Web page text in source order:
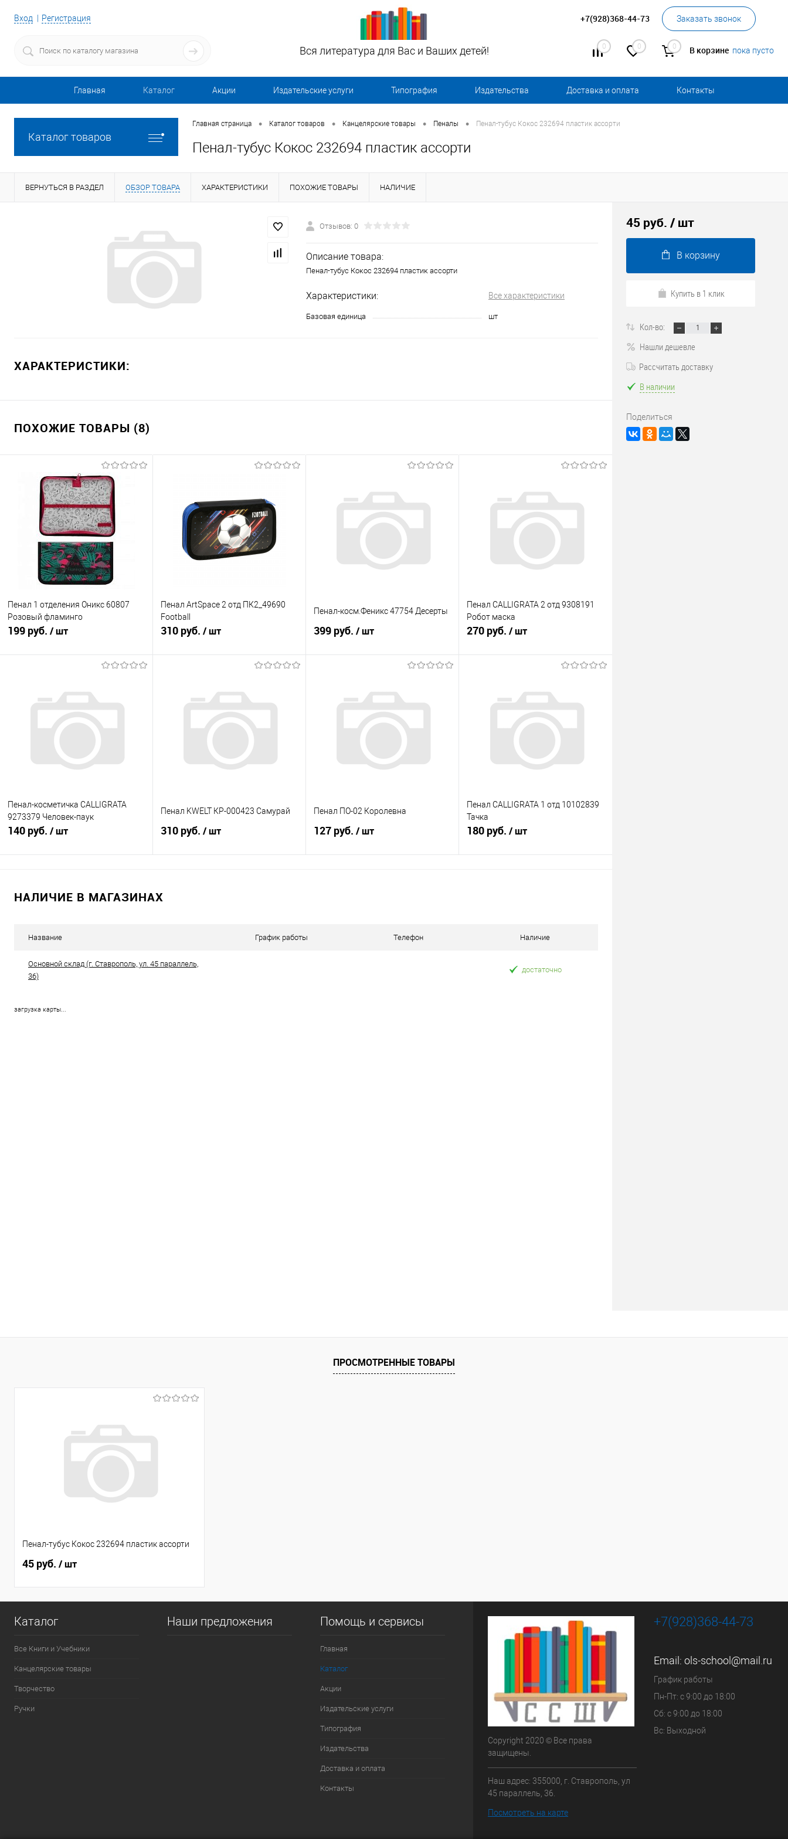
Вход Регистрация +7(928)368-44-73 Заказать звонок
0 0 0 В корзине пока пусто
Вся литература для Вас и Ваших детей!
Главная Каталог Акции Издательские услуги Типография Издательства Доставка и оплата Контакты
Каталог товаров
Главная страница • Каталог товаров • Канцелярские товары • Пеналы • Пенал-тубус Кокос 232694 пластик ассорти
Пенал-тубус Кокос 232694 пластик ассорти
ВЕРНУТЬСЯ В РАЗДЕЛ ОБЗОР ТОВАРА ХАРАКТЕРИСТИКИ ПОХОЖИЕ ТОВАРЫ НАЛИЧИЕ
Отзывов: 0
Описание товара:
Пенал-тубус Кокос 232694 пластик ассорти
Характеристики: Все характеристики
Базовая единица шт
ХАРАКТЕРИСТИКИ:
ПОХОЖИЕ ТОВАРЫ (8)
Пенал 1 отделения Оникс 60807
Розовый фламинго
199 руб. / шт
Купить в 1 клик
К сравнению
В избранное
Недоступно
Пенал ArtSpace 2 отд ПК2_49690
Football
310 руб. / шт
Купить в 1 клик
К сравнению
В избранное
Недоступно
Пенал-косм.Феникс 47754 Десерты
399 руб. / шт
Купить в 1 клик
К сравнению
В избранное
В наличии
Пенал CALLIGRATA 2 отд 9308191
Робот маска
270 руб. / шт
Купить в 1 клик
К сравнению
В избранное
В наличии
Пенал-косметичка CALLIGRATA
9273379 Человек-паук
140 руб. / шт
Купить в 1 клик
К сравнению
Пенал KWELT КР-000423 Самурай
310 руб. / шт
Пенал ПО-02 Королевна
127 руб. / шт
Пенал CALLIGRATA 1 отд 10102839
Тачка
180 руб. / шт
НАЛИЧИЕ В МАГАЗИНАХ
Название График работы Телефон Наличие
Основной склад (г. Ставрополь, ул. 45 параллель,
36)
достаточно
загрузка карты...
45 руб. / шт
В корзину
Купить в 1 клик
Кол-во:
Нашли дешевле
Рассчитать доставку
В наличии
Поделиться
ПРОСМОТРЕННЫЕ ТОВАРЫ
Пенал-тубус Кокос 232694 пластик ассорти
45 руб. / шт
Каталог
Все Книги и Учебники
Канцелярские товары
Творчество
Ручки
Наши предложения Помощь и сервисы
Главная
Каталог
Акции
Издательские услуги
Типография
Издательства
Доставка и оплата
Контакты
Copyright 2020 © Все права
защищены.
Наш адрес: 355000, г. Ставрополь, ул
45 параллель, 36.
Посмотреть на карте
+7(928)368-44-73
Email: ols-school@mail.ru
График работы
Пн-Пт: с 9:00 до 18:00
Сб: с 9:00 до 18:00
Вс: Выходной